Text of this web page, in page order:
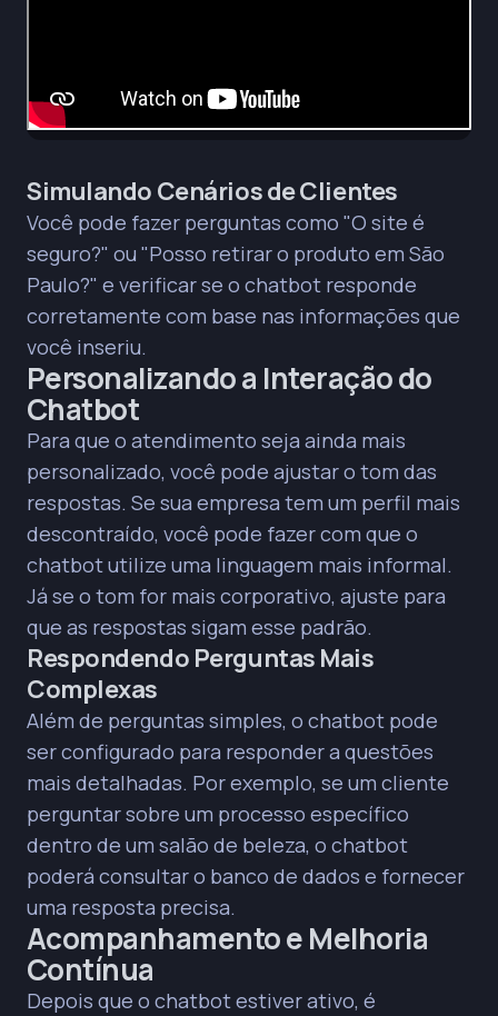
Simulando Cenários de Clientes
Você pode fazer perguntas como "O site é
seguro?" ou "Posso retirar o produto em São
Paulo?" e verificar se o chatbot responde
corretamente com base nas informações que
você inseriu.
Personalizando a Interação do
Chatbot
Para que o atendimento seja ainda mais
personalizado, você pode ajustar o tom das
respostas. Se sua empresa tem um perfil mais
descontraído, você pode fazer com que o
chatbot utilize uma linguagem mais informal.
Já se o tom for mais corporativo, ajuste para
que as respostas sigam esse padrão.
Respondendo Perguntas Mais
Complexas
Além de perguntas simples, o chatbot pode
ser configurado para responder a questões
mais detalhadas. Por exemplo, se um cliente
perguntar sobre um processo específico
dentro de um salão de beleza, o chatbot
poderá consultar o banco de dados e fornecer
uma resposta precisa.
Acompanhamento e Melhoria
Contínua
Depois que o chatbot estiver ativo, é